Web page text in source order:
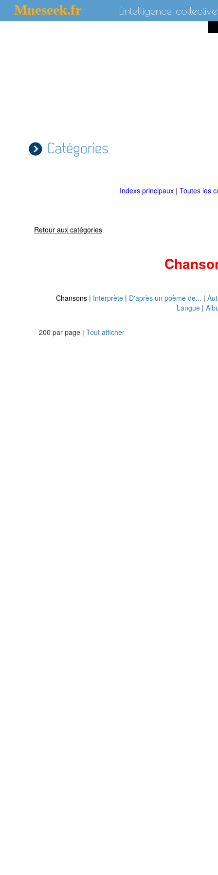
Mneseek.fr L'intelligence collective
Catégories
Indexs principaux | Toutes les
Retour aux catégories
Chansons | Interprète | D'après un poème de... |
Langue |
200 par page | Tout afficher